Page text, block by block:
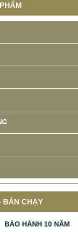
BÁN CHẠY
CỘT CỜ QUẢNG
BẢO HÀNH 10 NĂM
VNĐ687.999
CỘT CỜ INOX NGOÀI